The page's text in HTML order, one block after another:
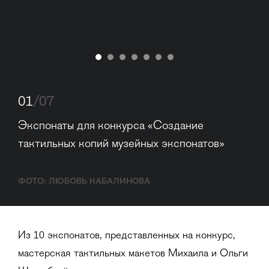
01/07
Экспонаты для конкурса «Создание
тактильных копий музейных экспонатов»
ФОТО: ЛЮБОВЬ КАБАЛИНОВА
Из 10 экспонатов, представленных на конкурс,
мастерская тактильных макетов Михаила и Ольги